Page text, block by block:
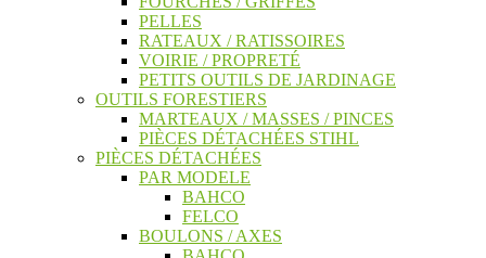
PELLES
RATEAUX / RATISSOIRES
VOIRIE / PROPRETÉ
PETITS OUTILS DE JARDINAGE
OUTILS FORESTIERS
MARTEAUX / MASSES / PINCES
PIÈCES DÉTACHÉES STIHL
PIÈCES DÉTACHÉES
PAR MODELE
BAHCO
FELCO
BOULONS / AXES